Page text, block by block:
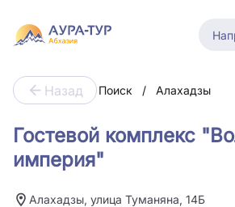
Назад Поиск / Алахадзы
Гостевой комплекс
империя"
Алахадзы, улица Туманяна, 14Б